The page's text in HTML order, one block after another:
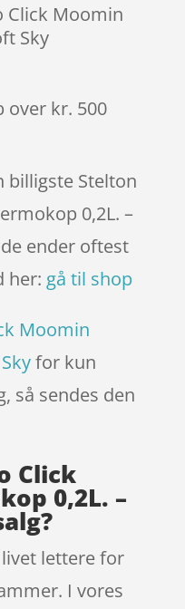
Click Moomin
Sky
over kr. 500
billigste Stelton
0,2L. –
ender oftest
her: gå til shop
Moomin
for kun
så sendes den
Click
0,2L. –
lettere for
I vores